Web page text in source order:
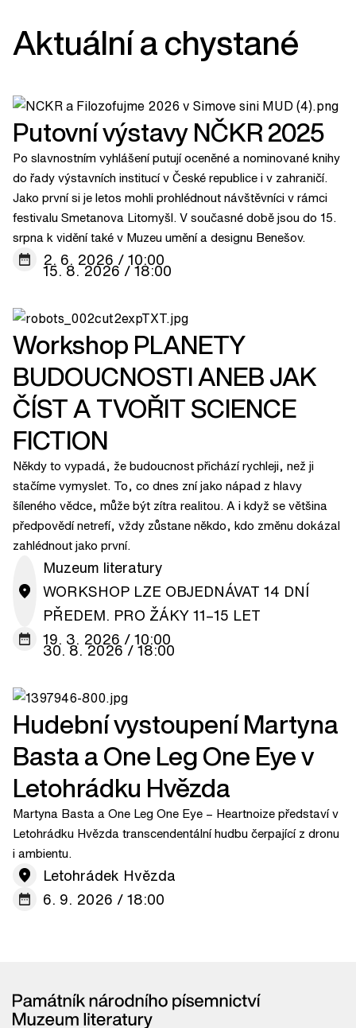
Aktuální a chystané
Putovní výstavy NČKR 2025
Po slavnostním vyhlášení putují oceněné a nominované knihy
do řady výstavních institucí v České republice i v zahraničí.
Jako první si je letos mohli prohlédnout návštěvníci v rámci
festivalu Smetanova Litomyšl. V současné době jsou do 15.
srpna k vidění také v Muzeu umění a designu Benešov.
2. 6. 2026 / 10:00
15. 8. 2026 / 18:00
Workshop PLANETY
BUDOUCNOSTI ANEB JAK
ČÍST A TVOŘIT SCIENCE
FICTION
Někdy to vypadá, že budoucnost přichází rychleji, než ji
stačíme vymyslet. To, co dnes zní jako nápad z hlavy
šíleného vědce, může být zítra realitou. A i když se většina
předpovědí netrefí, vždy zůstane někdo, kdo změnu dokázal
zahlédnout jako první.
Muzeum literatury
WORKSHOP LZE OBJEDNÁVAT 14 DNÍ
PŘEDEM. PRO ŽÁKY 11–15 LET
19. 3. 2026 / 10:00
30. 8. 2026 / 18:00
Hudební vystoupení Martyna
Basta a One Leg One Eye v
Letohrádku Hvězda
Martyna Basta a One Leg One Eye – Heartnoize představí v
Letohrádku Hvězda transcendentální hudbu čerpající z dronu
i ambientu.
Letohrádek Hvězda
6. 9. 2026 / 18:00